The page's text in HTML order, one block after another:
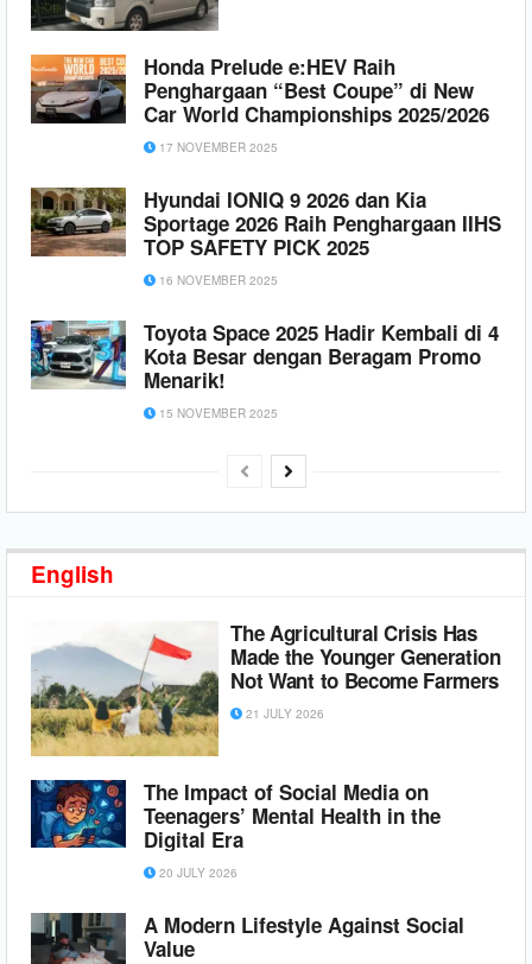
Honda Prelude e:HEV Raih
Penghargaan “Best Coupe” di New
Car World Championships 2025/2026
17 NOVEMBER 2025
Hyundai IONIQ 9 2026 dan Kia
Sportage 2026 Raih Penghargaan IIHS
TOP SAFETY PICK 2025
16 NOVEMBER 2025
Toyota Space 2025 Hadir Kembali di 4
Kota Besar dengan Beragam Promo
Menarik!
15 NOVEMBER 2025
English
The Agricultural Crisis Has
Made the Younger Generation
Not Want to Become Farmers
21 JULY 2026
The Impact of Social Media on
Teenagers’ Mental Health in the
Digital Era
20 JULY 2026
A Modern Lifestyle Against Social
Value